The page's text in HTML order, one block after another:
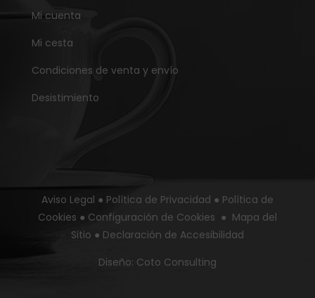
Mi cuenta
Mi cesta
Condiciones de venta y envío
Desistimiento
Aviso Legal ● Política de Privacidad ● Política de
Cookies ● Configuración de Cookies ● Mapa del
Sitio ● Declaración de Accesibilidad
Diseño: Coto Consulting